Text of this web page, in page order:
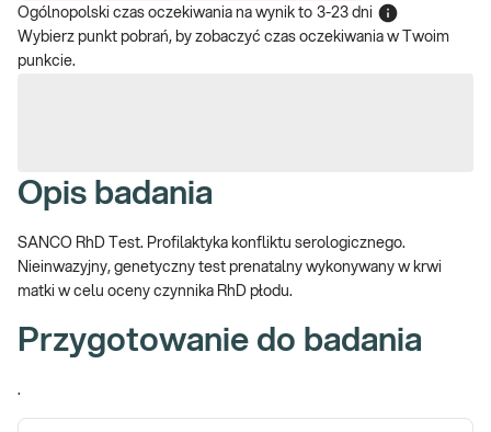
Ogólnopolski czas oczekiwania na wynik to 3-23 dni
Wybierz punkt pobrań, by zobaczyć czas oczekiwania w Twoim
punkcie.
Opis badania
SANCO RhD Test. Profilaktyka konfliktu serologicznego.
Nieinwazyjny, genetyczny test prenatalny wykonywany w krwi
matki w celu oceny czynnika RhD płodu.
Przygotowanie do badania
.